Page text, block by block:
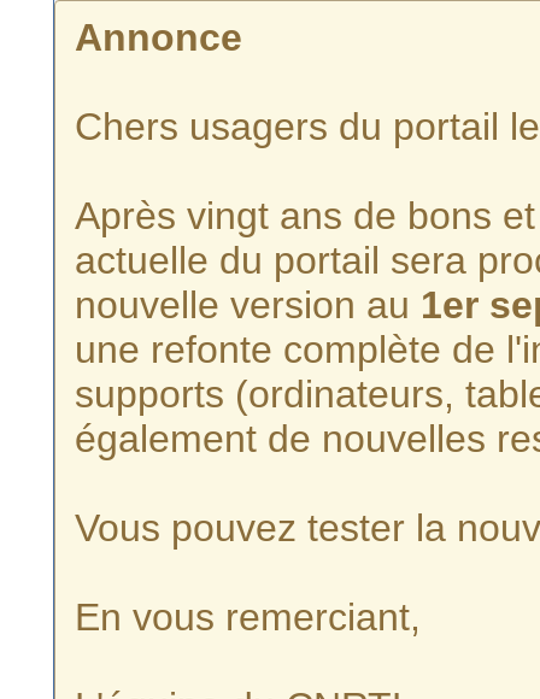
Annonce
Chers usagers du portail
Après vingt ans de bons
actuelle du portail sera
nouvelle version au 1er
une refonte complète de
supports (ordinateurs,
également de nouvelles
Vous pouvez tester la
En vous remerciant,